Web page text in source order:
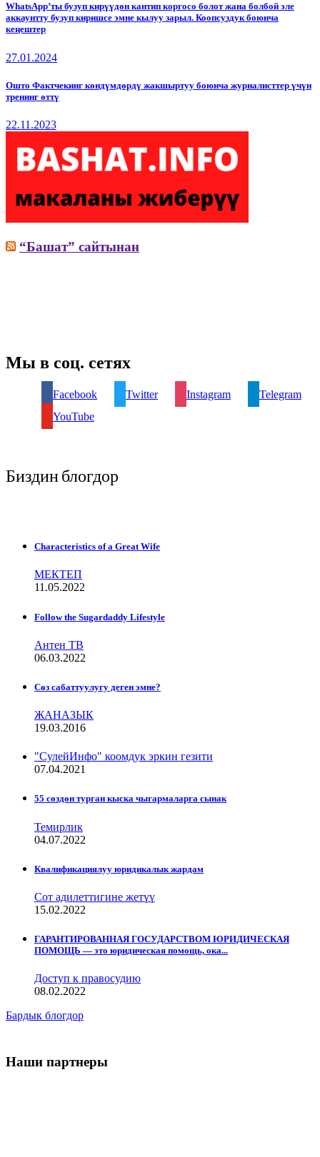
WhatsApp’ты бузуп кирүүдөн кантип коргосо болот жана болбой эле
аккаунтту бузуп киришсе эмне кылуу зарыл. Коопсуздук боюнча
кеңештер
27.01.2024
Ошто Фактчекинг көндүмдөрдү жакшыртуу боюнча журналисттер үчүн
тренинг өттү
22.11.2023
“Башат” сайтынан
Мы в соц. сетях
Facebook Twitter Instagram
Telegram
YouTube
Биздин блогдор
Characteristics of a Great Wife
МЕКТЕП
11.05.2022
Follow the Sugardaddy Lifestyle
Антен ТВ
06.03.2022
Сѳз сабаттуулугу деген эмне?
ЖАНАЗЫК
19.03.2016
"СулейИнфо" коомдук эркин гезити
07.04.2021
55 сөздөн турган кыска чыгармаларга сынак
Темирлик
04.07.2022
Квалификациялуу юридикалык жардам
Сот адилеттигине жетүү
15.02.2022
ГАРАНТИРОВАННАЯ ГОСУДАРСТВОМ ЮРИДИЧЕСКАЯ
ПОМОЩЬ — это юридическая помощь, ока...
Доступ к правосудию
08.02.2022
Бардык блогдор
Наши партнеры